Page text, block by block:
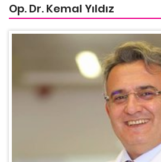
Op. Dr. Kemal Yıldız